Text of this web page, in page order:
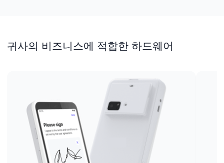
귀사의 비즈니스에 적합한 하드웨어